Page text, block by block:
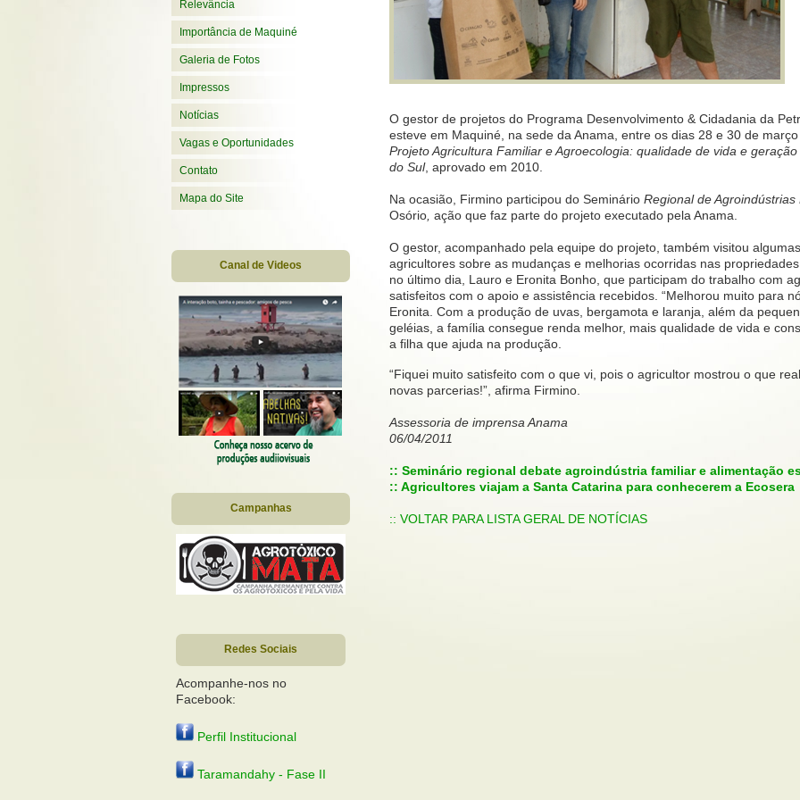
Relevância
Importância de Maquiné
Galeria de Fotos
Impressos
Notícias
Vagas e Oportunidades
Contato
Mapa do Site
Canal de Videos
Campanhas
Redes Sociais
Acompanhe-nos no
Facebook:
Perfil Institucional
Taramandahy - Fase II
O gestor de projetos do Programa Desenvolvimento & Cidadania da
esteve em Maquiné, na sede da Anama, entre os dias 28 e 30 de
Projeto Agricultura Familiar e Agroecologia: qualidade de vida e
do Sul, aprovado em 2010.
Na ocasião, Firmino participou do Seminário Regional de
Osório ação que faz parte do projeto executado pela Anama.
O gestor, acompanhado pela equipe do projeto, também visitou
agricultores sobre as mudanças e melhorias ocorridas nas
no último dia, Lauro e Eronita Bonho, que participam do trabalho com
satisfeitos com o apoio e assistência recebidos. “Melhorou muito para
Eronita. Com a produção de uvas, bergamota e laranja, além da
geléias, a família consegue renda melhor, mais qualidade de vida e
a filha que ajuda na produção.
“Fiquei muito satisfeito com o que vi, pois o agricultor mostrou o que
novas parcerias!”, afirma Firmino.
Assessoria de imprensa Anama
06/04/2011
:: Seminário regional debate agroindústria familiar e alimentação
:: Agricultores viajam a Santa Catarina para conhecerem a Ecosera
:: VOLTAR PARA LISTA GERAL DE NOTÍCIAS